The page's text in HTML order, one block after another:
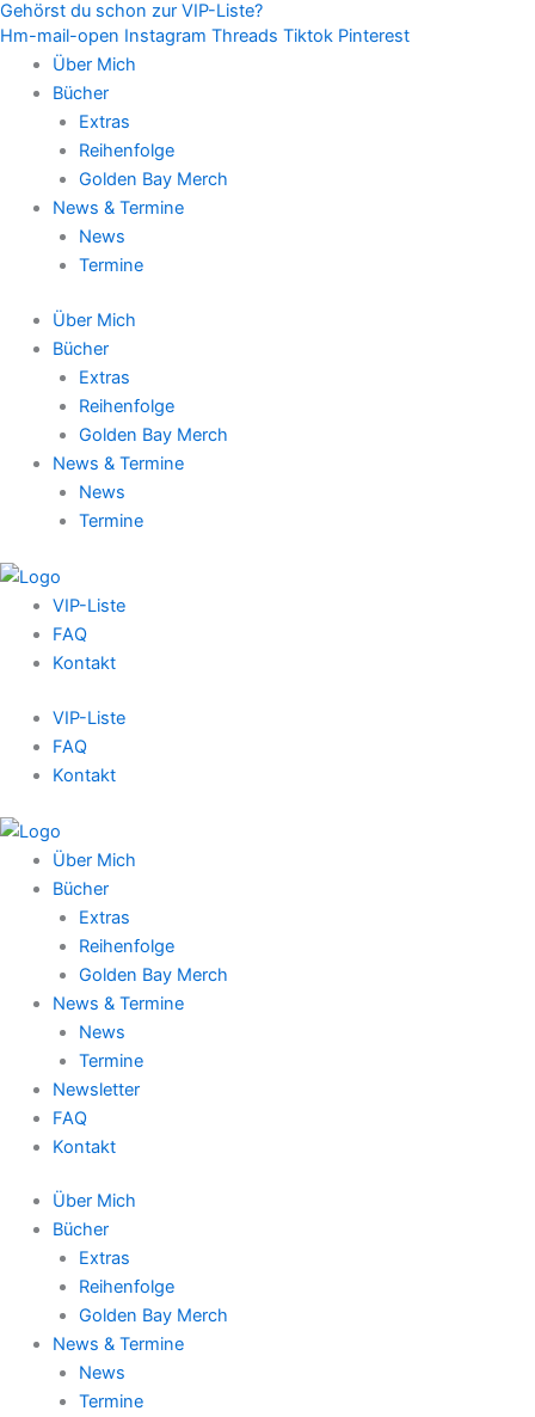
Zum
Inhalt
springen
Gehörst du schon zur VIP-Liste?
Hm-mail-open Instagram Threads Tiktok Pinterest
Über Mich
Bücher
Extras
Reihenfolge
Golden Bay Merch
News & Termine
News
Termine
Über Mich
Bücher
Extras
Reihenfolge
Golden Bay Merch
News & Termine
News
Termine
VIP-Liste
FAQ
Kontakt
VIP-Liste
FAQ
Kontakt
Über Mich
Bücher
Extras
Reihenfolge
Golden Bay Merch
News & Termine
News
Termine
Newsletter
FAQ
Kontakt
Über Mich
Bücher
Extras
Reihenfolge
Golden Bay Merch
News & Termine
News
Termine